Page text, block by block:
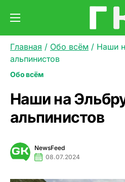
Главная / Обо всём / Наши
альпинистов
Обо всём
Наши на
альпинистов
NewsFeed
08.07.2024